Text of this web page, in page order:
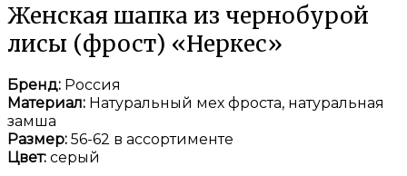
Женская шапка из чернобурой
лисы (фрост) «Неркес»
Бренд: Россия
Материал: Натуральный мех фроста, натуральная
замша
Размер: 56-62 в ассортименте
Цвет: серый